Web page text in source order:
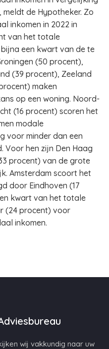
de Hypotheker. Zo
inkomen in 2022 in
van het totale
een kwart van de te
(50 procent),
(39 procent), Zeeland
maken
op een woning. Noord-
(16 procent) scoren het
modale
voor minder dan een
Voor hen zijn Den Haag
procent) van de grote
Amsterdam scoort het
door Eindhoven (17
kwart van het totale
(24 procent) voor
inkomen.
wij vakkundig naar uw